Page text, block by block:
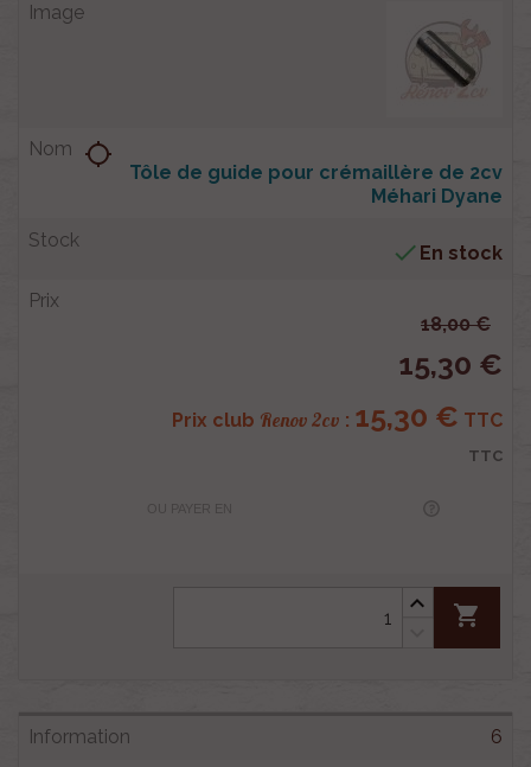
Tôle de guide pour crémaillère de 2cv
Méhari Dyane
location_searching
 En stock
18,00 €
15,30 €
Prix club Renov 2cv : 15,30 € TTC
TTC
OU PAYER EN
shopping_cart
6